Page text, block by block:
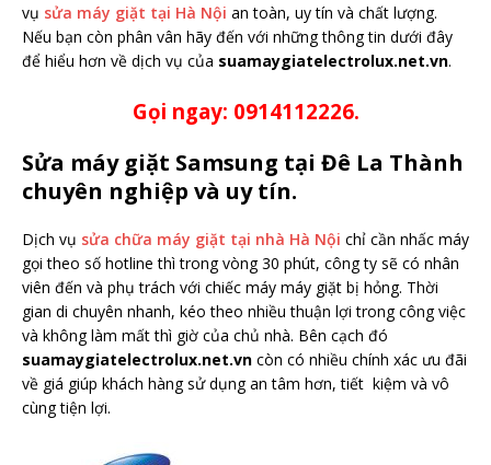
vụ sửa máy giặt tại Hà Nội an toàn, uy tín và chất lượng.
Nếu bạn còn phân vân hãy đến với những thông tin dưới đây
để hiểu hơn về dịch vụ của suamaygiatelectrolux.net.vn.
Gọi ngay: 0914112226.
Sửa máy giặt Samsung tại Đê La Thành
chuyên nghiệp và uy tín.
Dịch vụ sửa chữa máy giặt tại nhà Hà Nội chỉ cần nhấc máy
gọi theo số hotline thì trong vòng 30 phút, công ty sẽ có nhân
viên đến và phụ trách với chiếc máy máy giặt bị hỏng. Thời
gian di chuyên nhanh, kéo theo nhiều thuận lợi trong công việc
và không làm mất thì giờ của chủ nhà. Bên cạch đó
suamaygiatelectrolux.net.vn còn có nhiều chính xác ưu đãi
về giá giúp khách hàng sử dụng an tâm hơn, tiết kiệm và vô
cùng tiện lợi.